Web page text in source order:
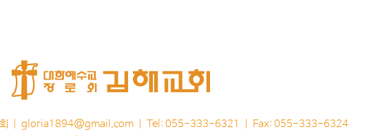
| gloria1894@gmail.com| Tel: 055-333-6321 | Fax: 055-333-6324